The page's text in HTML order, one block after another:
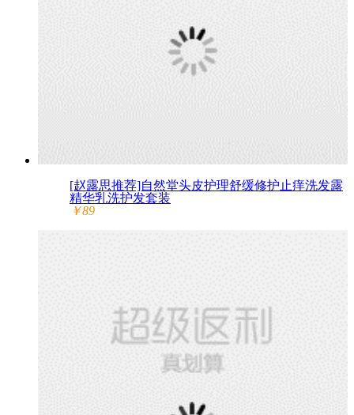
[赵露思推荐]自然堂头皮护理舒缓修护止痒洗发露
精华乳洗护发套装
￥89